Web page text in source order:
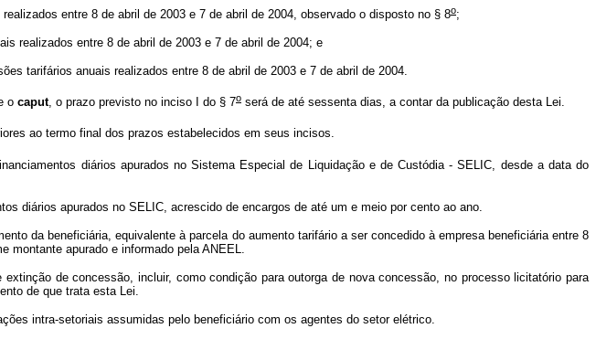
entre 8 de abril de 2003 e 7 de abril de 2004, observado o disposto no § 8o;
entre 8 de abril de 2003 e 7 de abril de 2004; e
anuais realizados entre 8 de abril de 2003 e 7 de abril de 2004.
o caput, o prazo previsto no inciso I do § 7o será de até sessenta dias, a contar da publicação desta Lei.
ao termo final dos prazos estabelecidos em seus incisos.
diários apurados no Sistema Especial de Liquidação e de Custódia - SELIC, desde a data do
apurados no SELIC, acrescido de encargos de até um e meio por cento ao ano.
da beneficiária, equivalente à parcela do aumento tarifário a ser concedido à empresa beneficiária entre 8
montante apurado e informado pela ANEEL.
de concessão, incluir, como condição para outorga de nova concessão, no processo licitatório para
de que trata esta Lei.
intra-setoriais assumidas pelo beneficiário com os agentes do setor elétrico.